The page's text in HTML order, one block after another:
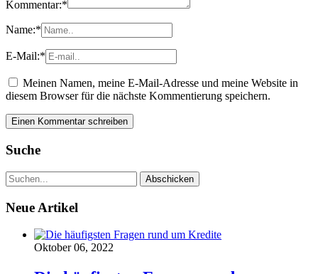
Kommentar:*
Name:*
E-Mail:*
Meinen Namen, meine E-Mail-Adresse und meine Website in
diesem Browser für die nächste Kommentierung speichern.
Suche
Neue Artikel
Oktober 06, 2022